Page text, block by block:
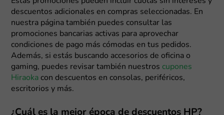
descuentos adicionales en compras seleccionadas. En
nuestra página también puedes consultar las
promociones bancarias activas para aprovechar
condiciones de pago más cómodas en tus pedidos.
Además, si estás buscando accesorios de oficina o
gaming, puedes revisar también nuestros cupones
Hiraoka con descuentos en consolas, periféricos,
escritorios y más.
¿Cuál es la mejor época de descuentos HP?